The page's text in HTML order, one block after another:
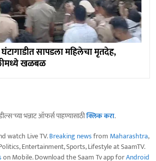
सापडला महिलेचा मृतदेह,
खळबळ
भन्नाट ऑफर्स पाहण्यासाठीक्लिक करा.
watch Live TV.Breaking newsfrom Maharashtra,
Entertainment, Sports, Lifestyle at SaamTV.
on Mobile. Download the Saam Tv app forAndroid